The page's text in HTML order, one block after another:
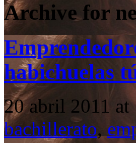
Archive for
habichuelas
20 abril 2011
bachillerato,